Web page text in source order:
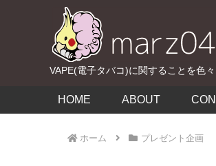
VAPE(電子タバコ)に関することを色
HOME ABOUT
ホーム プレゼント企画